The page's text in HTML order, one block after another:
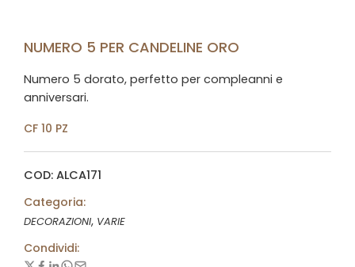
NUMERO 5 PER CANDELINE ORO
Numero 5 dorato, perfetto per compleanni e
anniversari.
CF 10 PZ
COD: ALCA171
Categoria:
DECORAZIONI, VARIE
Condividi: